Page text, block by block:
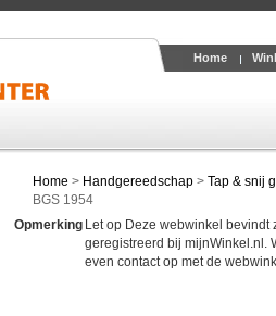
Home
Home > Handgereedschap > Tap & snij
BGS 1954
Opmerking Let op Deze webwinkel
geregistreerd bij mijnWinkel.nl.
even contact op met de